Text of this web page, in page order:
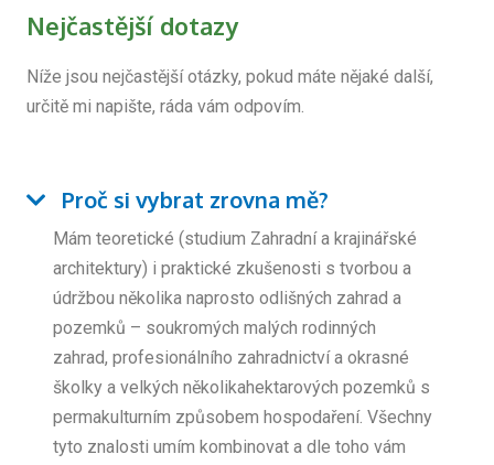
Nejčastější dotazy
Níže jsou nejčastější otázky, pokud máte nějaké další,
určitě mi napište, ráda vám odpovím.
Proč si vybrat zrovna mě?
Mám teoretické (studium Zahradní a krajinářské
architektury) i praktické zkušenosti s tvorbou a
údržbou několika naprosto odlišných zahrad a
pozemků – soukromých malých rodinných
zahrad, profesionálního zahradnictví a okrasné
školky a velkých několikahektarových pozemků s
permakulturním způsobem hospodaření. Všechny
tyto znalosti umím kombinovat a dle toho vám